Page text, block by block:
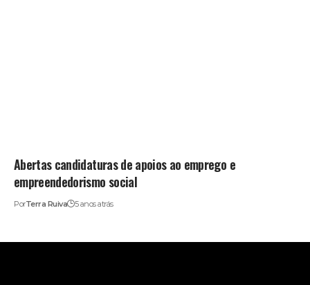
Abertas candidaturas de apoios ao emprego e
empreendedorismo social
PorTerra Ruiva 5 anos atrás